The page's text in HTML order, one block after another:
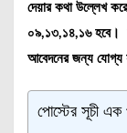
দেয়ার কথা উল্লেখ
০৯,১৩,১৪,১৬ হবে।
আবেদনের জন্য যোগ্য
পোস্টের সূচী